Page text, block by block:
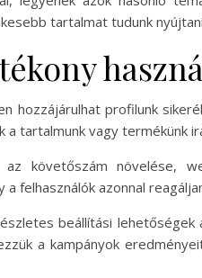
tartalmat tudunk
hozzájárulhat profilunk
tartalmunk vagy termékünk
követőszám növelése,
felhasználók azonnal
beállítási lehetőségek
a kampányok